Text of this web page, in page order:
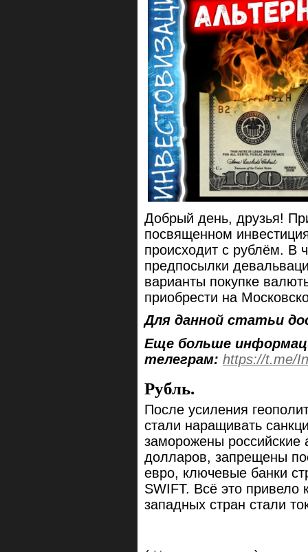
Добрый день, друзья!
посвященном
происходит с рублём. В
предпосылки
варианты покупке
приобрести на
Для данной статьи
Еще больше
телеграм: https://t.me/
Рубль.
После усиления
стали наращивать
заморожены российские
долларов, запрещены
евро, ключевые банки
SWIFT. Всё это
западных стран стали